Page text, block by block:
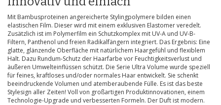
Mit Bambusproteinen angereicherte Stylingpolymere bilden einen
elastischen Film. Dieser wird mit einem exklusiven Elastomer veredelt.
Zusätzlich ist im Polymerfilm ein Schutzkomplex mit UV-A und UV-B-
Filtern, Panthenol und freien Radikalfängern integriert. Das Ergebnis: Eine
glatte, glänzende Oberfläche mit natürlichem Haargefühl und flexiblem
Halt. Dazu Rundum-Schutz der Haarfarbe vor Feuchtigkeitsverlust und
äußeren Umwelteinflüssen schützt. Die Serie Ultra Volume wurde speziell
für feines, kraftloses und/oder normales Haar entwickelt. Sie schenkt
beeindruckende Volumen und atemberaubende Fülle. Es ist das beste
Stylesign aller Zeiten! Voll von großartigen Produktinnovationen, einem
Technologie-Upgrade und verbesserten Formeln. Der Duft ist modern.